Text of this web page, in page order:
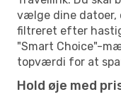
vælge dine datoer,
filtreret efter
"Smart Choice"-
topværdi for at
Hold øje med